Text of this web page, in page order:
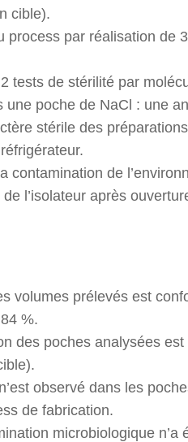
cible).
process par réalisation de
tests de stérilité par
une poche de NaCl : une
stérile des
contamination de
l’isolateur après
volumes prélevés est
%.
des poches analysées
observé dans les
de fabrication.
microbiologique